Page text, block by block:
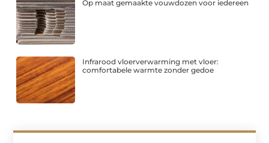
Op maat gemaakte vouwdozen voor iedereen
Infrarood vloerverwarming met vloer:
comfortabele warmte zonder gedoe